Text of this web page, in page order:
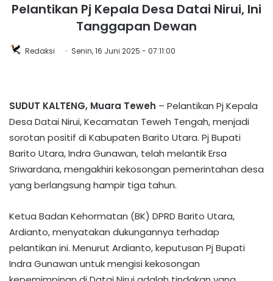
Pelantikan Pj Kepala Desa Datai Nirui, Ini
Tanggapan Dewan
Redaksi Senin, 16 Juni 2025 - 07:11:00
SUDUT KALTENG, Muara Teweh – Pelantikan Pj Kepala
Desa Datai Nirui, Kecamatan Teweh Tengah, menjadi
sorotan positif di Kabupaten Barito Utara. Pj Bupati
Barito Utara, Indra Gunawan, telah melantik Ersa
Sriwardana, mengakhiri kekosongan pemerintahan desa
yang berlangsung hampir tiga tahun.
Ketua Badan Kehormatan (BK) DPRD Barito Utara,
Ardianto, menyatakan dukungannya terhadap
pelantikan ini. Menurut Ardianto, keputusan Pj Bupati
Indra Gunawan untuk mengisi kekosongan